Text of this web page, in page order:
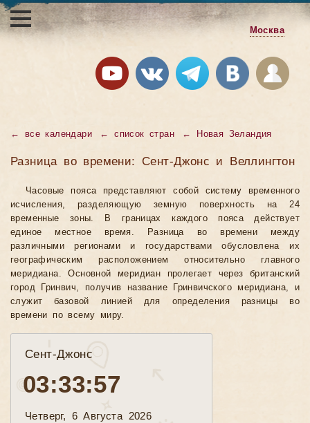
Москва
← все календари ←список стран ← Новая Зеландия
Разница во времени: Сент-Джонс и Веллингтон
Часовые пояса представляют собой систему временного
исчисления, разделяющую земную поверхность на 24
временные зоны. В границах каждого пояса действует
единое местное время. Разница во времени между
различными регионами и государствами обусловлена их
географическим расположением относительно главного
меридиана. Основной меридиан пролегает через британский
город Гринвич, получив название Гринвичского меридиана, и
служит базовой линией для определения разницы во
времени по всему миру.
Сент-Джонс
03:33:59
Четверг, 6 Августа 2026